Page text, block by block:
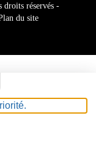
réservés -
du site